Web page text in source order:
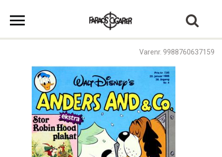
Varenr. 9988760637159